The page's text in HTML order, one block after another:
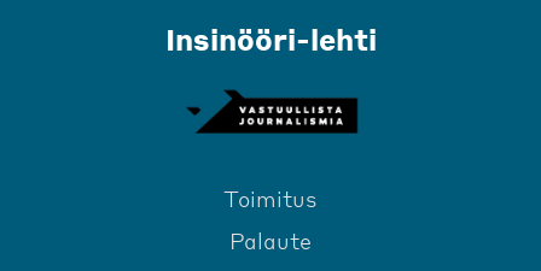
Insinööri-lehti
Toimitus
Palaute